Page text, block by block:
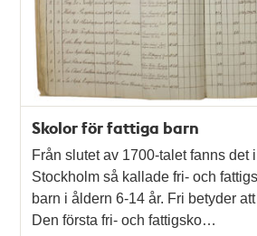
Skolor för fattiga barn
Från slutet av 1700-talet fanns det i
Stockholm så kallade fri- och
barn i åldern 6-14 år. Fri betyder
Den första fri- och fattigsko…